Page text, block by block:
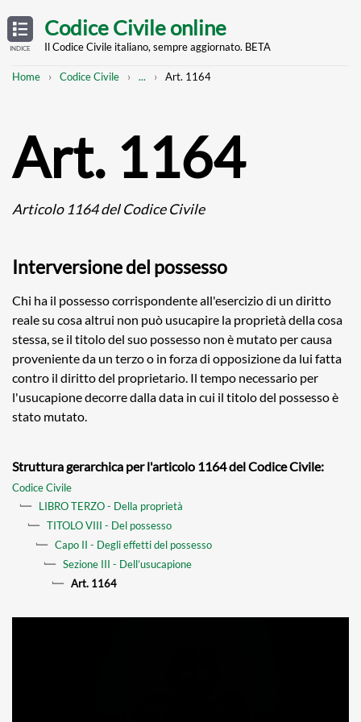
TABLE
OF
CONTENTS
INDICE
main
Codice Civile online
Il Codice Civile italiano, sempre aggiornato. BETA
Breadcrumb
Home Codice Civile
Mostra
... Art. 1164
Art. 1164
Articolo 1164 del Codice Civile
Interversione del possesso
Chi ha il possesso corrispondente all'esercizio di un diritto
reale su cosa altrui non può usucapire la proprietà della cosa
stessa, se il titolo del suo possesso non è mutato per causa
proveniente da un terzo o in forza di opposizione da lui fatta
contro il diritto del proprietario. Il tempo necessario per
l'usucapione decorre dalla data in cui il titolo del possesso è
stato mutato.
Struttura gerarchica per l'articolo 1164 del Codice Civile:
Codice Civile
LIBRO TERZO - Della proprietà
TITOLO VIII - Del possesso
Capo II - Degli effetti del possesso
Sezione III - Dell’usucapione
Art. 1164